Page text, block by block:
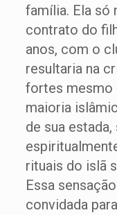
família. Ela só
contrato do
anos, com o
resultaria na
fortes mesmo
maioria
de sua
rituais do islã
Essa
convidada